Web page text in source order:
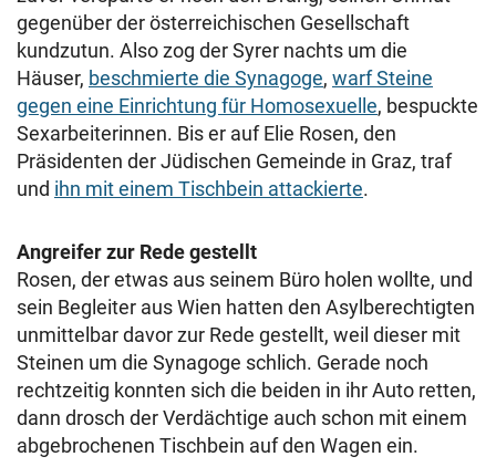
gegenüber der österreichischen Gesellschaft
kundzutun. Also zog der Syrer nachts um die
Häuser, beschmierte die Synagoge, warf Steine
gegen eine Einrichtung für Homosexuelle, bespuckte
Sexarbeiterinnen. Bis er auf Elie Rosen, den
Präsidenten der Jüdischen Gemeinde in Graz, traf
und ihn mit einem Tischbein attackierte.
Angreifer zur Rede gestellt
Rosen, der etwas aus seinem Büro holen wollte, und
sein Begleiter aus Wien hatten den Asylberechtigten
unmittelbar davor zur Rede gestellt, weil dieser mit
Steinen um die Synagoge schlich. Gerade noch
rechtzeitig konnten sich die beiden in ihr Auto retten,
dann drosch der Verdächtige auch schon mit einem
abgebrochenen Tischbein auf den Wagen ein.